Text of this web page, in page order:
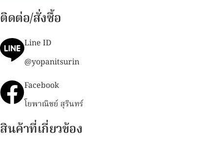
ติดต่อ/สั่งซื้อ
Line ID
@yopanitsurin
Facebook
โยพาณิชย์ สุรินทร์
สินค้าที่เกี่ยวข้อง